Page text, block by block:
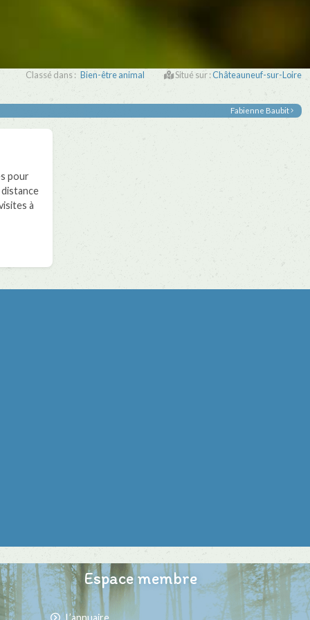
Classé dans : Bien-être animal Situé sur :Châteauneuf-sur-Loire
Fabienne Baubit
pour
à
Espace membre
L’annuaire